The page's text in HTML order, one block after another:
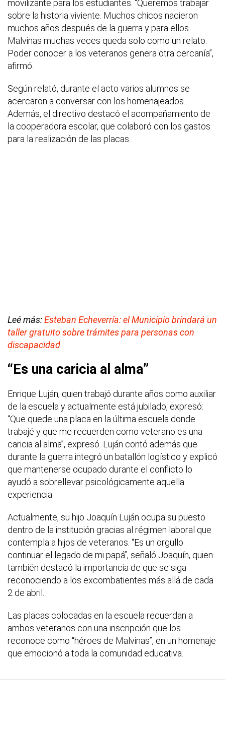
movilizante para los estudiantes. “Queremos trabajar
sobre la historia viviente. Muchos chicos nacieron
muchos años después de la guerra y para ellos
Malvinas muchas veces queda solo como un relato.
Poder conocer a los veteranos genera otra cercanía”,
afirmó.
Según relató, durante el acto varios alumnos se
acercaron a conversar con los homenajeados.
Además, el directivo destacó el acompañamiento de
la cooperadora escolar, que colaboró con los gastos
para la realización de las placas.
Leé más:Esteban Echeverría: el Municipio brindará un
taller gratuito sobre trámites para personas con
discapacidad
“Es una caricia al alma”
Enrique Luján, quien trabajó durante años como auxiliar
de la escuela y actualmente está jubilado, expresó:
“Que quede una placa en la última escuela donde
trabajé y que me recuerden como veterano es una
caricia al alma”, expresó. Luján contó además que
durante la guerra integró un batallón logístico y explicó
que mantenerse ocupado durante el conflicto lo
ayudó a sobrellevar psicológicamente aquella
experiencia.
Actualmente, su hijo Joaquín Luján ocupa su puesto
dentro de la institución gracias al régimen laboral que
contempla a hijos de veteranos. “Es un orgullo
continuar el legado de mi papá”, señaló Joaquín, quien
también destacó la importancia de que se siga
reconociendo a los excombatientes más allá de cada
2 de abril.
Las placas colocadas en la escuela recuerdan a
ambos veteranos con una inscripción que los
reconoce como “héroes de Malvinas”, en un homenaje
que emocionó a toda la comunidad educativa.